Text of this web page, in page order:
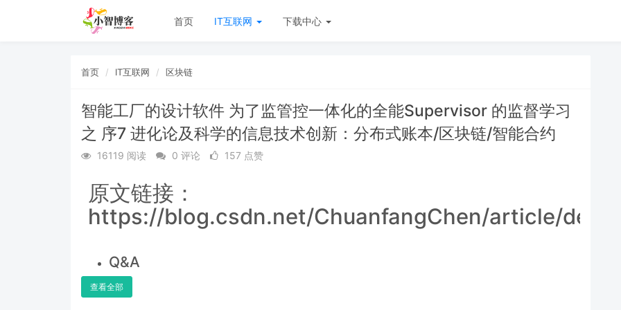
首页 IT互联网 下载中心
首页 IT互联网 区块链
智能工厂的设计软件 为了监管控一体化的全能Supervisor 的监督学习
之 序7 进化论及科学的信息技术创新：分布式账本/区块链/智能合约
16119 阅读 0 评论 157 点赞
原文链接：
https://blog.csdn.net/ChuanfangChen/article/
Q&A
查看全部